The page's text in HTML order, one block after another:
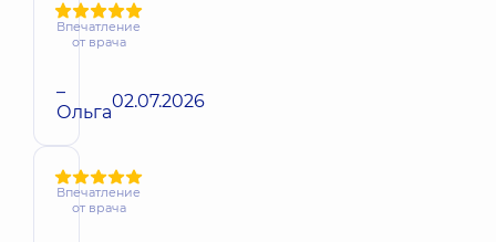
Впечатление
от врача
–
Ольга02.07.2026
Впечатление
от врача